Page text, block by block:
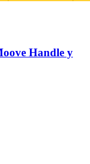
Handle y